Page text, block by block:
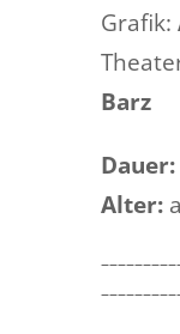
Grafik:
Barz
Dauer:
Alter: